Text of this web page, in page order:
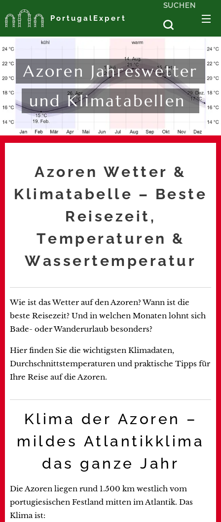
PortugalExpert
SUCHEN
Azoren Jahreswetter
und Klimatabellen
Azoren Wetter &
Klimatabelle – Beste
Reisezeit,
Temperaturen &
Wassertemperatur
Wie ist das Wetter auf den Azoren? Wann ist die
beste Reisezeit? Und in welchen Monaten lohnt sich
Bade- oder Wanderurlaub besonders?
Hier finden Sie die wichtigsten Klimadaten,
Durchschnittstemperaturen und praktische Tipps für
Ihre Reise auf die Azoren.
Klima der Azoren –
mildes Atlantikklima
das ganze Jahr
Die Azoren liegen rund 1.500 km westlich vom
portugiesischen Festland mitten im Atlantik. Das
Klima ist: